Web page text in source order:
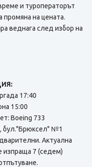
и туроператорът
промяна на цената.
веднага след избор на
17:40
15:00
Boeing 733
бул."Брюксел" №1
Актуална
изпраща 7 (седем)